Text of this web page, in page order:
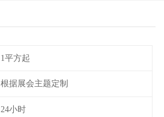
1平方起
根据展会主题定制
24小时